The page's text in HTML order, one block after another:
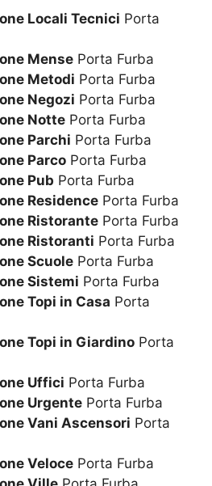
Locali Tecnici Porta
Mense Porta Furba
Metodi Porta Furba
Negozi Porta Furba
Notte Porta Furba
Parchi Porta Furba
Parco Porta Furba
Pub Porta Furba
Residence Porta Furba
Ristorante Porta Furba
Ristoranti Porta Furba
Scuole Porta Furba
Sistemi Porta Furba
Topi in Casa Porta
Topi in Giardino Porta
Uffici Porta Furba
Urgente Porta Furba
Vani Ascensori Porta
Veloce Porta Furba